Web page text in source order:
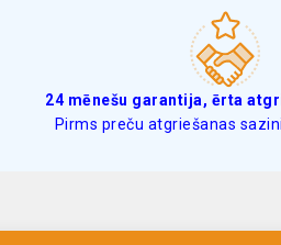
24 mēnešu garantija, ērta
Pirms preču atgriešanas